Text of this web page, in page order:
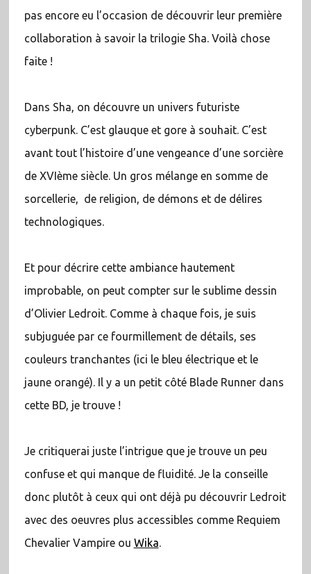
pas encore eu l’occasion de découvrir leur première
collaboration à savoir la trilogie Sha. Voilà chose
faite !
Dans Sha, on découvre un univers futuriste
cyberpunk. C’est glauque et gore à souhait. C’est
avant tout l’histoire d’une vengeance d’une sorcière
de XVIème siècle. Un gros mélange en somme de
sorcellerie, de religion, de démons et de délires
technologiques.
Et pour décrire cette ambiance hautement
improbable, on peut compter sur le sublime dessin
d’Olivier Ledroit. Comme à chaque fois, je suis
subjuguée par ce fourmillement de détails, ses
couleurs tranchantes (ici le bleu électrique et le
jaune orangé). Il y a un petit côté Blade Runner dans
cette BD, je trouve !
Je critiquerai juste l’intrigue que je trouve un peu
confuse et qui manque de fluidité. Je la conseille
donc plutôt à ceux qui ont déjà pu découvrir Ledroit
avec des oeuvres plus accessibles comme Requiem
Chevalier Vampire ou Wika.